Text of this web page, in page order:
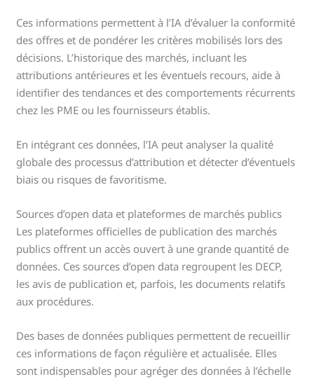
Ces informations permettent à l’IA d’évaluer la conformité
des offres et de pondérer les critères mobilisés lors des
décisions. L’historique des marchés, incluant les
attributions antérieures et les éventuels recours, aide à
identifier des tendances et des comportements récurrents
chez les PME ou les fournisseurs établis.
En intégrant ces données, l’IA peut analyser la qualité
globale des processus d’attribution et détecter d’éventuels
biais ou risques de favoritisme.
Sources d’open data et plateformes de marchés publics
Les plateformes officielles de publication des marchés
publics offrent un accès ouvert à une grande quantité de
données. Ces sources d’open data regroupent les DECP,
les avis de publication et, parfois, les documents relatifs
aux procédures.
Des bases de données publiques permettent de recueillir
ces informations de façon régulière et actualisée. Elles
sont indispensables pour agréger des données à l’échelle